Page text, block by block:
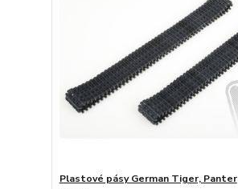
Plastové pásy German Tiger, Panter